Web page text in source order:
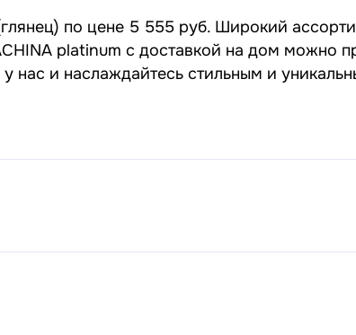
по цене 5 555 руб. Широкий
platinum с доставкой на дом можно
нас и наслаждайтесь стильным и